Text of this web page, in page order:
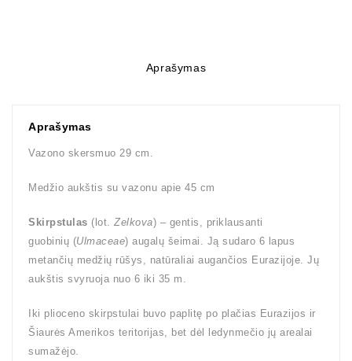
Aprašymas
Aprašymas
Vazono skersmuo 29 cm.
Medžio aukštis su vazonu apie 45 cm
Skirpstulas (lot. Zelkova) – gentis, priklausanti
guobinių (Ulmaceae) augalų šeimai. Ją sudaro 6 lapus
metančių medžių rūšys, natūraliai augančios Eurazijoje. Jų
aukštis svyruoja nuo 6 iki 35 m.
Iki plioceno skirpstulai buvo paplitę po plačias Eurazijos ir
Šiaurės Amerikos teritorijas, bet dėl ledynmečio jų arealai
sumažėjo.